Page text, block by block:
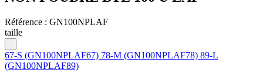
Référence : GN100NPLAF
taille
67-S (GN100NPLAF67) 78-M (GN100NPLAF78) 89-L
(GN100NPLAF89)